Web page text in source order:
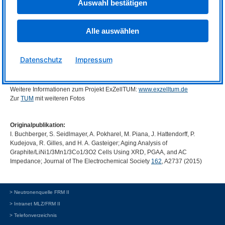
„Möglich sind hier beispielsweise Additive, mit denen der Aufbau der
Passivierungsschicht verbessert werden kann oder Modifikationen der
Kathodenoberfläche.“
Zentrum (MLZ) am InstrumentPGAAder Forschungs-Neutronenquelle
Weitere Informationen zum Projekt ExZellTUM: www.exzelltum.de
Zur TUM mit weiteren Fotos
Originalpublikation:
I. Buchberger, S. Seidlmayer, A. Pokharel, M. Piana, J. Hattendorff, P.
Kudejova, R. Gilles, and H. A. Gasteiger; Aging Analysis of
Graphite/LiNi1/3Mn1/3Co1/3O2 Cells Using XRD, PGAA, and AC
Impedance; Journal of The Electrochemical Society 162, A2737 (2015)
> Neutronenquelle FRM II
> Intranet MLZ/FRM II
> Telefonverzeichnis
Auswahl bestätigen
Alle auswählen
Datenschutz Impressum